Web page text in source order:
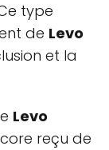
type
de Levo
et la
Levo
reçu de